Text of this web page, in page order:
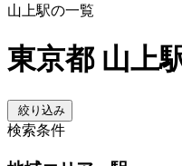
山上駅の一覧
東京都 山上
絞り込み
検索条件